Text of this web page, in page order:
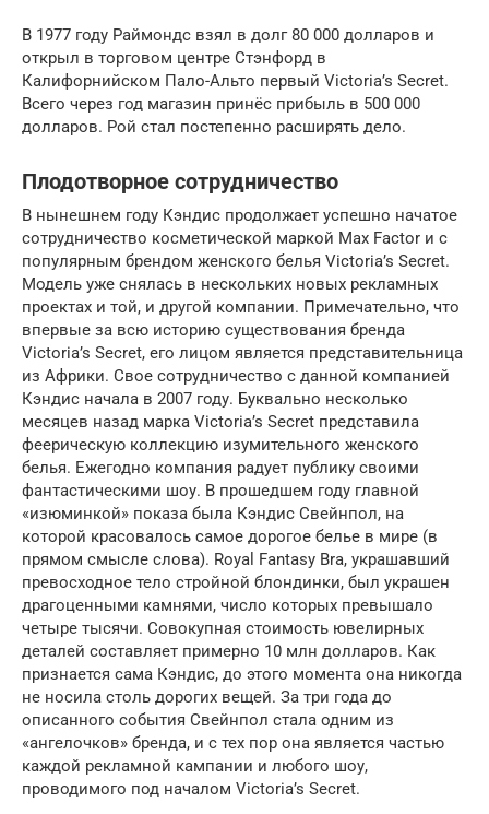
В 1977 году Раймондс взял в долг 80 000 долларов и
открыл в торговом центре Стэнфорд в
Калифорнийском Пало-Альто первый Vic­to­ri­a’s Secret.
Всего через год магазин принёс прибыль в 500 000
долларов. Рой стал постепенно расширять дело.
Плодотворное сотрудничество
В нынешнем году Кэндис продолжает успешно начатое
сотрудничество косметической маркой Max Factor и с
популярным брендом женского белья Victoria’s Secret.
Модель уже снялась в нескольких новых рекламных
проектах и той, и другой компании. Примечательно, что
впервые за всю историю существования бренда
Victoria’s Secret, его лицом является представительница
из Африки. Свое сотрудничество с данной компанией
Кэндис начала в 2007 году. Буквально несколько
месяцев назад марка Victoria’s Secret представила
феерическую коллекцию изумительного женского
белья. Ежегодно компания радует публику своими
фантастическими шоу. В прошедшем году главной
«изюминкой» показа была Кэндис Свейнпол, на
которой красовалось самое дорогое белье в мире (в
прямом смысле слова). Royal Fantasy Bra, украшавший
превосходное тело стройной блондинки, был украшен
драгоценными камнями, число которых превышало
четыре тысячи. Совокупная стоимость ювелирных
деталей составляет примерно 10 млн долларов. Как
признается сама Кэндис, до этого момента она никогда
не носила столь дорогих вещей. За три года до
описанного события Свейнпол стала одним из
«ангелочков» бренда, и с тех пор она является частью
каждой рекламной кампании и любого шоу,
проводимого под началом Victoria’s Secret.